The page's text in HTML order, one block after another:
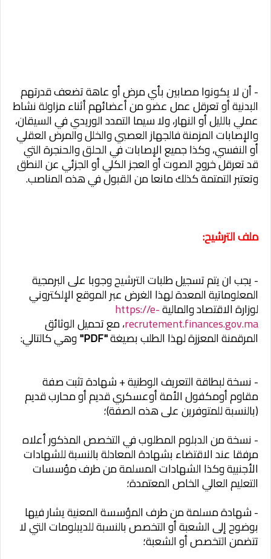
- أن لا يكونوا مصابين بأي مرض أو عاهة تضعف قدرتهم
البدنية أو تعرقل عمل عضو من أعضائهم أثناء مزاولة نشاط
عملي بالليل أو النهار، ولا سيما التمدد الوريدي في السيقان،
والإصابات المزمنة فالجهاز العصبي والخلل والمرض العقلي
أو النفسي، وكذا جميع الإصابات في الحلق والحنجرة التي
قد تعرقل خروج الصوت أو العجز الكلي أو الجزئي عن النطق
وتعتبر التمتمة كذلك مانعا من القبول في هذه المناصب.
ملف الترشيح:
- يجب ان يتم تسجيل طلبات الترشيح وجوبا على البرمجية
المعلوماتية المعدة لهذا الغرض عبر الموقع الإلكتروني
لوزارة الاقتصاد والماليةhttps://e-
recrutement.finances.gov.ma، مع تحميل الوثائق
المرقمنة المعززة لهذا الطلب بصيغة"PDF" وهي كالتالي:
- نسخة لبطاقة التعريف الوطنية + شهادة تثبت صفة
مقاوم أومكفول الأمة أوعسكري قديم أو محارب قديم
(بالنسبة للمتوفرين على هذه الصفة)؛
- نسخة من الدبلوم المطلوب في التخصص المذكور أعلاه
مرفقا عند الاقتضاء بشهادة المعادلة بالنسبة للشهادات
الأجنبية وكذا الشهادات المسلمة من طرف مؤسسات
التعليم العالي الخاص المعتمدة؛
- شهادة مسلمة من طرف المؤسسة المعنية يشار فيها
بوضوح إلى الشعبة أو التخصص بالنسبة للديبلومات التي لا
تتضمن التخصص أو الشعبة؛